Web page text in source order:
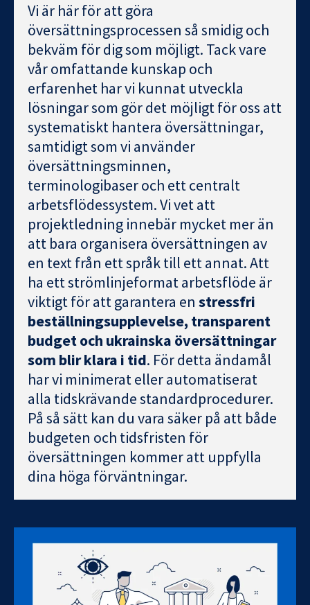
Vi är här för att göra
översättningsprocessen så smidig och
bekväm för dig som möjligt. Tack vare
vår omfattande kunskap och
erfarenhet har vi kunnat utveckla
lösningar som gör det möjligt för oss att
systematiskt hantera översättningar,
samtidigt som vi använder
översättningsminnen,
terminologibaser och ett centralt
arbetsflödessystem. Vi vet att
projektledning innebär mycket mer än
att bara organisera översättningen av
en text från ett språk till ett annat. Att
ha ett strömlinjeformat arbetsflöde är
viktigt för att garantera en stressfri
beställningsupplevelse, transparent
budget och ukrainska översättningar
som blir klara i tid. För detta ändamål
har vi minimerat eller automatiserat
alla tidskrävande standardprocedurer.
På så sätt kan du vara säker på att både
budgeten och tidsfristen för
översättningen kommer att uppfylla
dina höga förväntningar.